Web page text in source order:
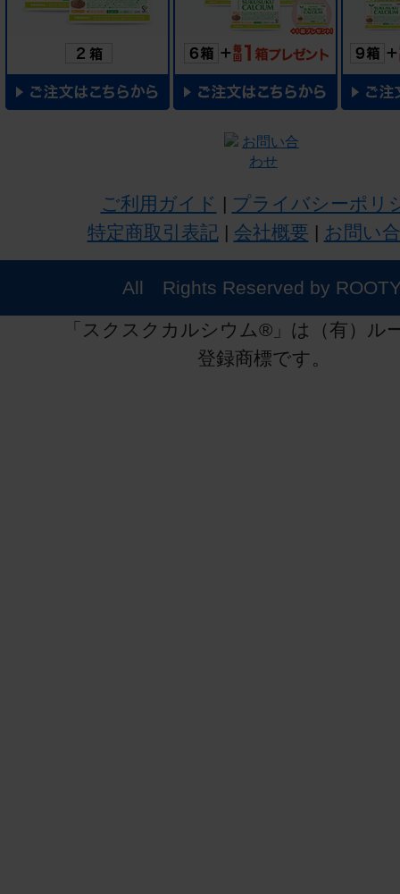
ご利用ガイド | プライバシーポリ
特定商取引表記 | 会社概要 | お問い
All Rights Reserved by
「スクスクカルシウム®」は（有）ル
登録商標です。